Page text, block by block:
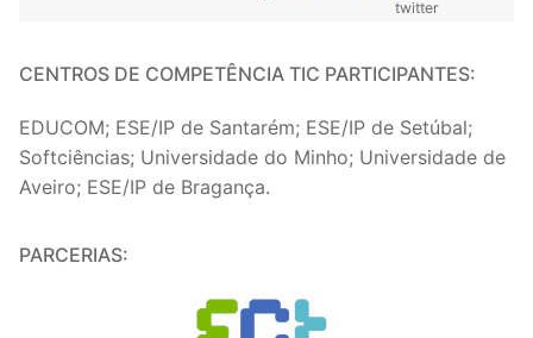
CENTROS DE COMPETÊNCIA TIC PARTICIPANTES:
EDUCOM; ESE/IP de Santarém; ESE/IP de Setúbal;
Softciências; Universidade do Minho; Universidade de
Aveiro; ESE/IP de Bragança.
PARCERIAS: